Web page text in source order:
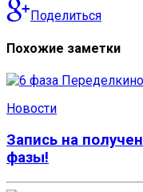
Поделиться
Похожие заметки
Новости
Запись на
фазы!